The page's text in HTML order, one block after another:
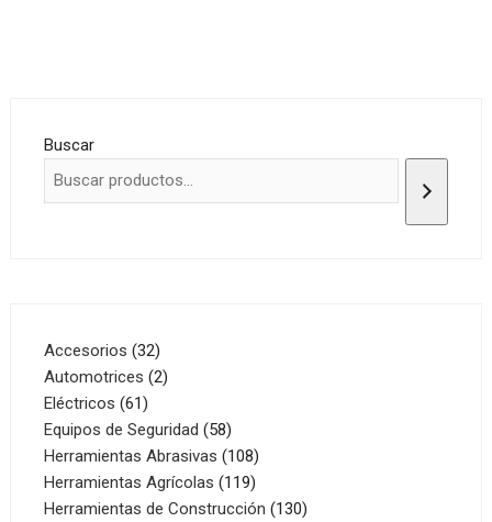
Buscar
Accesorios 3232
productos
Automotrices 22
Eléctricos 6161
productos
Equipos de Seguridad 5858
productos
Herramientas Abrasivas 108108
productos
Herramientas Agrícolas 119119
productos
Herramientas de Construcción 130130